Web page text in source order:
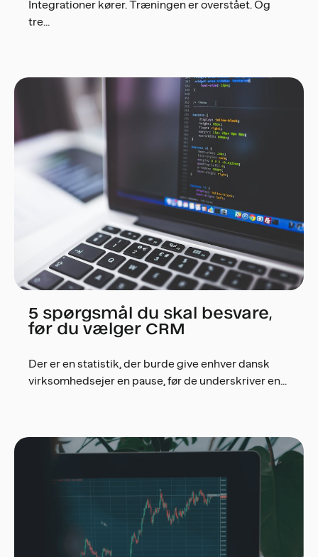
Integrationer kører. Træningen er overstået. Og
tre...
5 spørgsmål du skal besvare,
før du vælger CRM
Der er en statistik, der burde give enhver dansk
virksomhedsejer en pause, før de underskriver en...